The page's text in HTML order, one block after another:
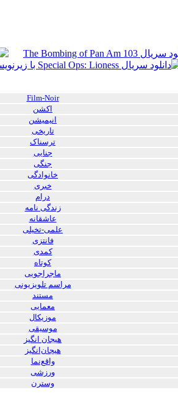
Film-Noir
اکشن
انیمیشن
تاریخی
ترسناک
جنایی
جنگی
خانوادگی
خبری
درام
زندگی نامه
عاشقانه
علمی-تخیلی
فانتزی
کمدی
کوتاه
ماجراجویی
مراسم تلویزیونی
مستند
معمایی
موزیکال
موسیقی
هیجان انگیز
هیجان‌انگیز
واقع‌نما
ورزشی
وسترن